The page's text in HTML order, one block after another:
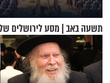
תשעה באב | מסע לירושלים